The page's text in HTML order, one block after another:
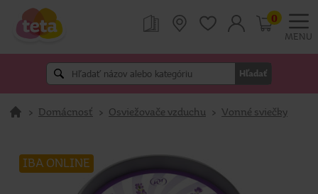
MENU
Hľadať
0
> Domácnosť > Osviežovače vzduchu > Vonné sviečky
IBA ONLINE